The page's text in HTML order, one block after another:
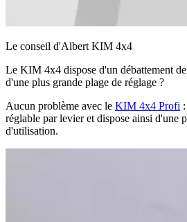
Le conseil d'Albert KIM 4x4
Le KIM 4x4 dispose d'un débattement
d'une plus grande plage de réglage ?
Aucun problème avec le KIM 4x4 Profi
réglable par levier et dispose ainsi d'une
d'utilisation.